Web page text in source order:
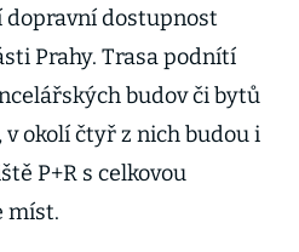
dostupnost
Prahy. Trasa podnítí
budov či bytů
okolí čtyř z nich budou i
P+R s celkovou
míst.